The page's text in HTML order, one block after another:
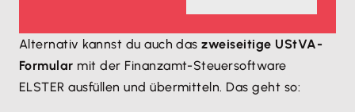
Alternativ kannst du auch daszweiseitige UStVA-
Formular mit der Finanzamt-Steuersoftware
ELSTER ausfüllen und übermitteln. Das geht so: